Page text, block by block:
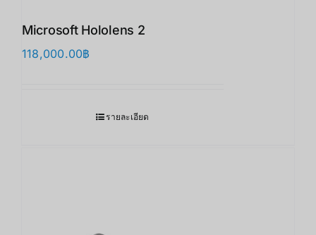
Microsoft Hololens 2
118,000.00฿
รายละเอียด